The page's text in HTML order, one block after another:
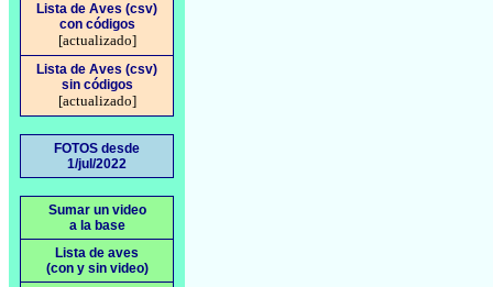
Lista de Aves (csv)
con códigos
[actualizado]
Lista de Aves (csv)
sin códigos
[actualizado]
FOTOS desde
1/jul/2022
Sumar un video
a la base
Lista de aves
(con y sin video)